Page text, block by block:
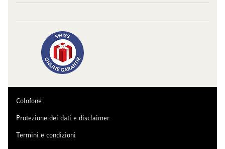
Colofone
Protezione dei dati e disclaimer
Termini e condizioni